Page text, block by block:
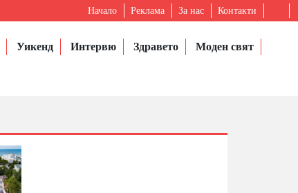
Начало Реклама За нас Контакти
Уикенд Интервю Здравето
Моден свят